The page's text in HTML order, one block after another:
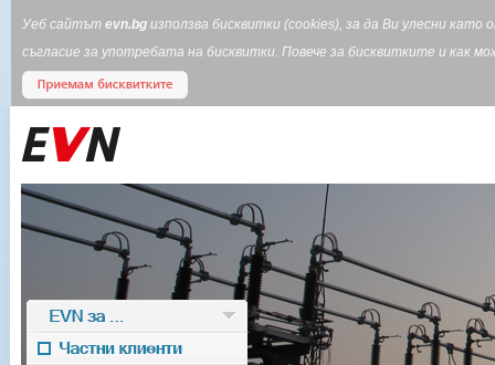
Уеб сайтът evn.bg използва бисквитки (cookies), за да Ви улесни
съгласие за употребата на бисквитки. Повече за бисквитките и
EVN за ...
Частни клиенти